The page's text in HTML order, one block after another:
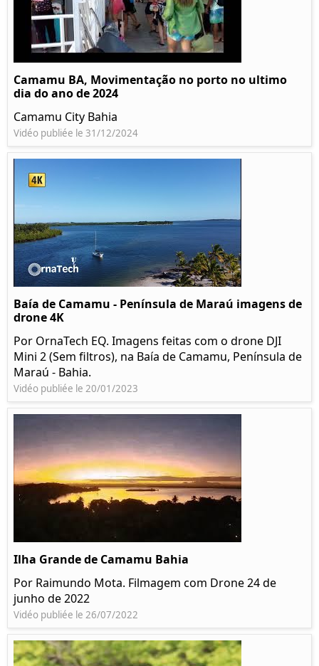
Camamu BA, Movimentação no porto no ultimo
dia do ano de 2024
Camamu City Bahia
Vidéo publiée le 31/12/2024
Baía de Camamu - Península de Maraú imagens de
drone 4K
Por OrnaTech EQ. Imagens feitas com o drone DJI
Mini 2 (Sem filtros), na Baía de Camamu, Península de
Maraú - Bahia.
Vidéo publiée le 20/01/2023
Ilha Grande de Camamu Bahia
Por Raimundo Mota. Filmagem com Drone 24 de
junho de 2022
Vidéo publiée le 26/07/2022